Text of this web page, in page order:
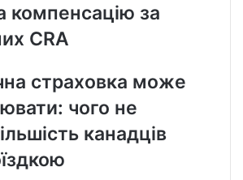
компенсацію за
CRA
страховка може
чого не
канадців